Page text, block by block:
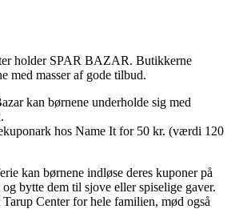
holder SPAR BAZAR. Butikkerne
med masser af gode tilbud.
kan børnene underholde sig med
hos Name It for 50 kr. (værdi 120
kan børnene indløse deres kuponer på
bytte dem til sjove eller spiselige gaver.
Center for hele familien, mød også